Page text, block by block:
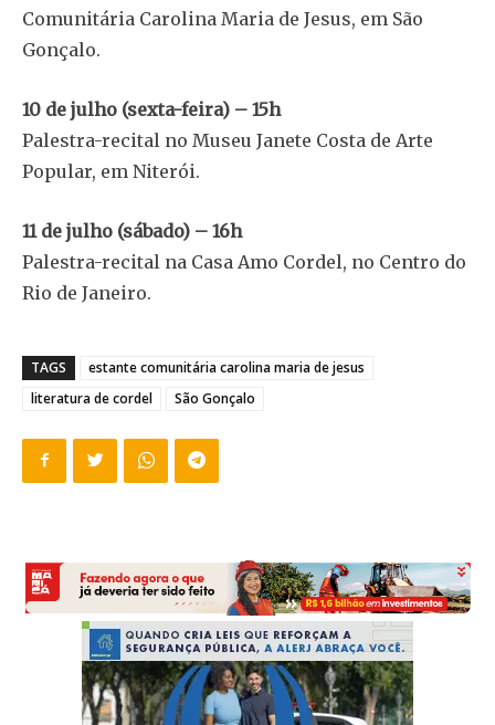
Comunitária Carolina Maria de Jesus, em São
Gonçalo.
10 de julho (sexta-feira) – 15h
Palestra-recital no Museu Janete Costa de Arte
Popular, em Niterói.
11 de julho (sábado) – 16h
Palestra-recital na Casa Amo Cordel, no Centro do
Rio de Janeiro.
TAGS
estante comunitária carolina maria de jesus
literatura de cordel
São Gonçalo